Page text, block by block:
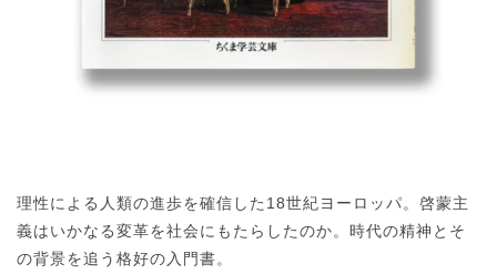
理性による人類の進歩を確信した18世紀ヨーロッパ。啓蒙主
義はいかなる変革を社会にもたらしたのか。時代の精神とそ
の背景を追う格好の入門書。